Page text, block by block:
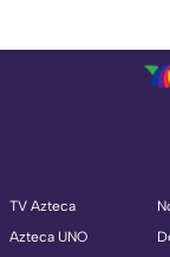
TV Azteca
Azteca UNO